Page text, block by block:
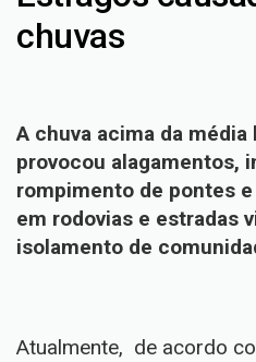
chuvas
A chuva acima da
provocou alagamentos,
rompimento de pontes
em rodovias e estradas
isolamento de
Atualmente, de acordo